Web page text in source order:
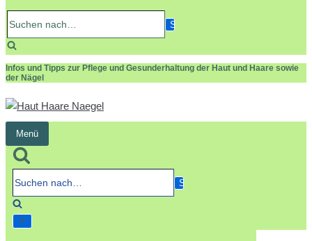
Infos und Tipps zur Pflege und Gesunderhaltung der Haut und Haare sowie
der Nägel
Menü
Navigation
umschalten